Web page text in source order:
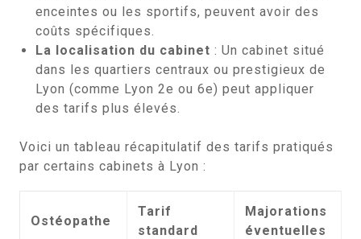
enceintes ou les sportifs, peuvent avoir des
coûts spécifiques.
La localisation du cabinet : Un cabinet situé
dans les quartiers centraux ou prestigieux de
Lyon (comme Lyon 2e ou 6e) peut appliquer
des tarifs plus élevés.
Voici un tableau récapitulatif des tarifs pratiqués
par certains cabinets à Lyon :
Ostéopathe
Tarif
standard
Majorations
éventuelles